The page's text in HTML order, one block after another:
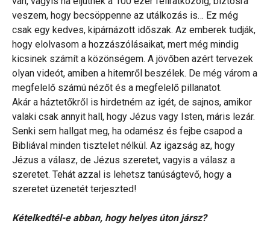
veszem, hogy becsöppenne az utálkozás is… Ez még
csak egy kedves, kipárnázott időszak. Az emberek tudják,
hogy elolvasom a hozzászólásaikat, mert még mindig
kicsinek számít a közönségem. A jövőben azért tervezek
olyan videót, amiben a hitemről beszélek. De még várom a
megfelelő számú nézőt és a megfelelő pillanatot.
Akár a háztetőkről is hirdetném az igét, de sajnos, amikor
valaki csak annyit hall, hogy Jézus vagy Isten, máris lezár.
Senki sem hallgat meg, ha odamész és fejbe csapod a
Bibliával minden tisztelet nélkül. Az igazság az, hogy
Jézus a válasz, de Jézus szeretet, vagyis a válasz a
szeretet. Tehát azzal is lehetsz tanúságtevő, hogy a
szeretet üzenetét terjeszted!
Kételkedtél-e abban, hogy helyes úton jársz?